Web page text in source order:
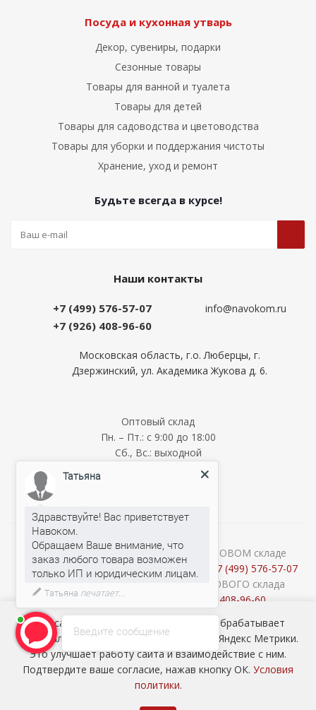
Посуда и кухонная утварь
Декор, сувениры, подарки
Сезонные товары
Товары для ванной и туалета
Товары для детей
Товары для садоводства и цветоводства
Товары для уборки и поддержания чистоты
Хранение, уход и ремонт
Будьте всегда в курсе!
Наши контакты
+7 (499) 576-57-07
+7 (926) 408-96-60
info@navokom.ru
Московская область, г.о. Люберцы, г.
Дзержинский, ул. Академика Жукова д. 6.
Оптовый склад
Пн. – Пт.: с 9:00 до 18:00
Сб., Вс.: выходной
Мелкооптовый склад
Пн. – Пт.: с 9:00 до 18:00
О наличии и стоимости товара на ОПТОВОМ складе
уточняйте у менеджеров по телефону:
+7 (499) 576-57-07
Консультации продавцов МЕЛКООПТОВОГО склада
(Cash&Carry) по телефону:
+7 (926) 408-96-60
2026 © ООО «НАВОКОМ» - хозтовары, посуда и товары для
сада ОПТОМ
Наш сайт использует cookie-файлы и обрабатывает
персональные данные с использованием Яндекс Метрики.
Это улучшает работу сайта и взаимодействие с ним.
Подтвердите ваше согласие, нажав кнопку ОК. Условия
политики.
Введите сообщение
Татьяна
Здравствуйте! Вас приветствует
Навоком.
Обращаем Ваше внимание, что
заказ любого товара возможен
Татьяна печатает...